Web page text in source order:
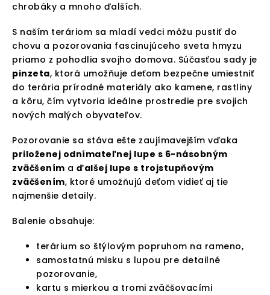
chrobáky a mnoho ďalších.
S naším teráriom sa mladí vedci môžu pustiť do
chovu a pozorovania fascinujúceho sveta hmyzu
priamo z pohodlia svojho domova. Súčasťou sady je
pinzeta, ktorá umožňuje deťom bezpečne umiestniť
do terária prírodné materiály ako kamene, rastliny
a kôru, čím vytvoria ideálne prostredie pre svojich
nových malých obyvateľov.
Pozorovanie sa stáva ešte zaujímavejším vďaka
priloženej odnímateľnej lupe s 6-násobným
zväčšením a ďalšej lupe s trojstupňovým
zväčšením, ktoré umožňujú deťom vidieť aj tie
najmenšie detaily.
Balenie obsahuje:
terárium so štýlovým popruhom na rameno,
samostatnú misku s lupou pre detailné
pozorovanie,
kartu s mierkou a tromi zväčšovacími